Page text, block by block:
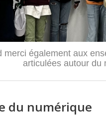
merci également aux
articulées autour du
du numérique